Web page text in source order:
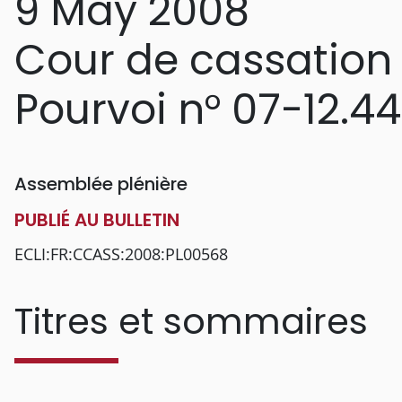
Cour de cassation
Pourvoi n° 07-
Assemblée plénière
PUBLIÉ AU BULLETIN
ECLI:FR:CCASS:2008:PL00568
Titres et sommaires